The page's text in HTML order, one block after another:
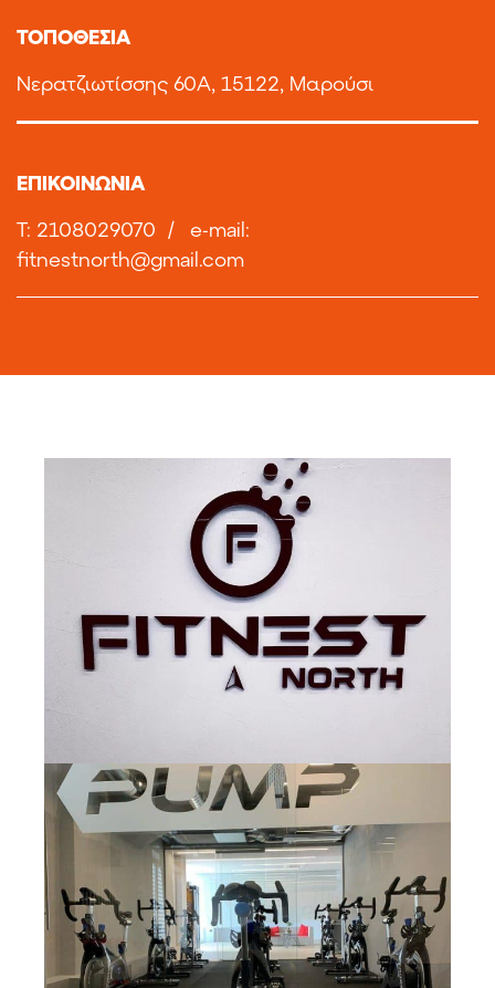
TOΠΟΘΕΣΙΑ
Νερατζιωτίσσης 60Α, 15122, Μαρούσι
ΕΠΙΚΟΙΝΩΝΙΑ
T: 2108029070 /
e-mail:
fitnestnorth@gmail.com